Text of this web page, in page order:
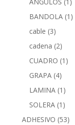
BANDOLA (1)
cable (3)
cadena (2)
CUADRO (1)
GRAPA (4)
LAMINA (1)
SOLERA (1)
ADHESIVO (53)